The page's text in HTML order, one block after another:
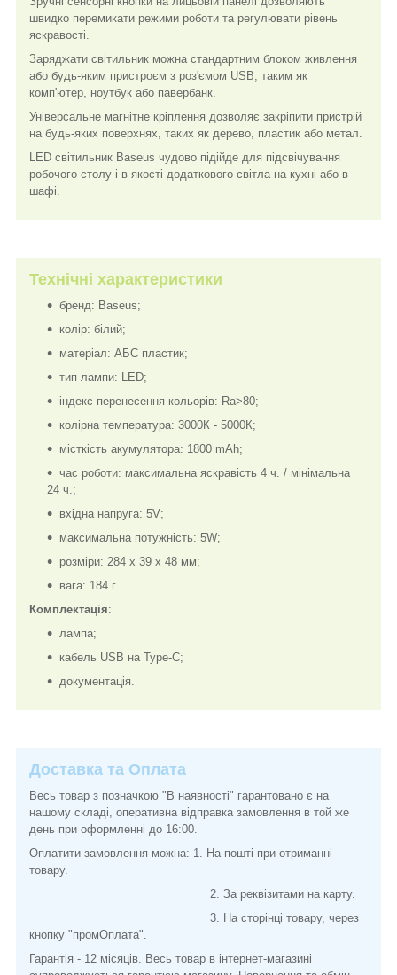
швидко перемикати режими роботи та регулювати рівень
яскравості.
Заряджати світильник можна стандартним блоком живлення
або будь-яким пристроєм з роз'ємом USB, таким як
комп'ютер, ноутбук або павербанк.
Універсальне магнітне кріплення дозволяє закріпити пристрій
на будь-яких поверхнях, таких як дерево, пластик або метал.
LED світильник Baseus чудово підійде для підсвічування
робочого столу і в якості додаткового світла на кухні або в
шафі.
Технічні характеристики
бренд: Baseus;
колір: білий;
матеріал: АБС пластик;
тип лампи: LED;
індекс перенесення кольорів: Ra>80;
колірна температура: 3000К - 5000К;
місткість акумулятора: 1800 mAh;
час роботи: максимальна яскравість 4 ч. / мінімальна
24 ч.;
вхідна напруга: 5V;
максимальна потужність: 5W;
розміри: 284 x 39 x 48 мм;
вага: 184 г.
Комплектація:
лампа;
кабель USB на Type-C;
документація.
Доставка та Оплата
Весь товар з позначкою "В наявності" гарантовано є на
нашому складі, оперативна відправка замовлення в той же
день при оформленні до 16:00.
Оплатити замовлення можна: 1. На пошті при отриманні
товару.
2. За реквізитами на карту.
3. На сторінці товару, через
кнопку "промОплата".
Гарантія - 12 місяців. Весь товар в інтернет-магазині